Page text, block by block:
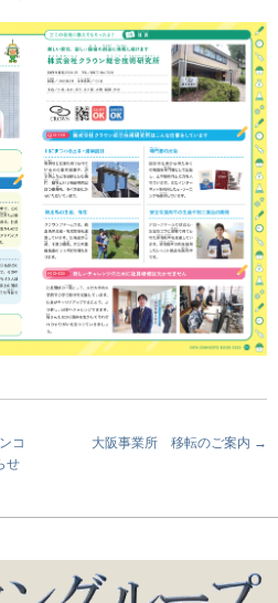
コ
せ
大阪事業所 移転のご案内 →